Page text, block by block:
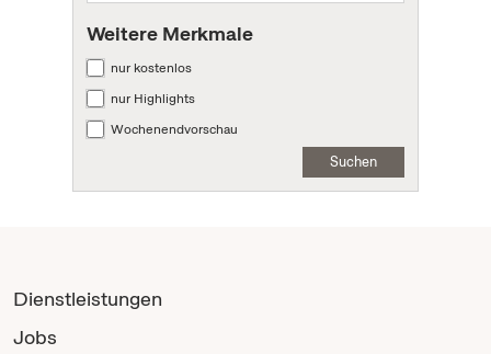
Weitere Merkmale
nur kostenlos
nur Highlights
Wochenendvorschau
Suchen
Dienstleistungen
Jobs